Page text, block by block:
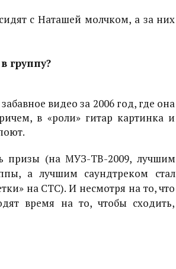
с Наташей молчком, а за них
группу?
видео за 2006 год, где она
в «роли» гитар картинка и
призы (на МУЗ-ТВ-2009, лучшим
а лучшим саундтреком стал
на СТС). И несмотря на то, что
время на то, чтобы сходить,